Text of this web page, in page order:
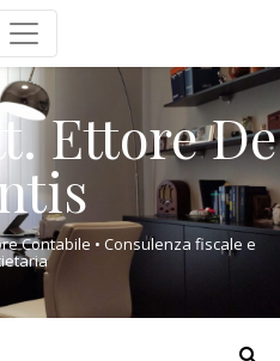
Ettore De
Contabile • Consulenza fiscale e